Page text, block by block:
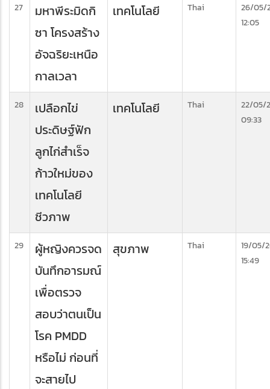
27
มหาพีระมิดกิ
ซา โครงสร้าง
อัจฉริยะเหนือ
กาลเวลา
เทคโนโลยี Thai
26/05/
12:05
28
เปลือกไข่
ประดิษฐ์ฟัก
ลูกไก่สำเร็จ
ก้าวใหม่ของ
เทคโนโลยี
ชีวภาพ
เทคโนโลยี Thai
22/05/
09:33
29
ผู้หญิงควรจด
บันทึกอารมณ์
เพื่อตรวจ
สอบว่าตนเป็น
โรค PMDD
หรือไม่ ก่อนที่
จะสายไป
สุขภาพ Thai
19/05/
15:49